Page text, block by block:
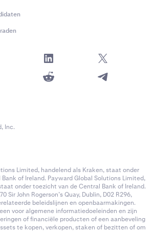
Inc.
Limited, handelend als Kraken, staat onder
of Ireland. Payward Global Solutions Limited,
onder toezicht van de Central Bank of Ireland.
Sir John Rogerson’s Quay, Dublin, D02 R296,
beleidslijnen en openbaarmakingen.
voor algemene informatiedoeleinden en zijn
of financiële producten of een aanbeveling
te kopen, verkopen, staken of bezitten of om